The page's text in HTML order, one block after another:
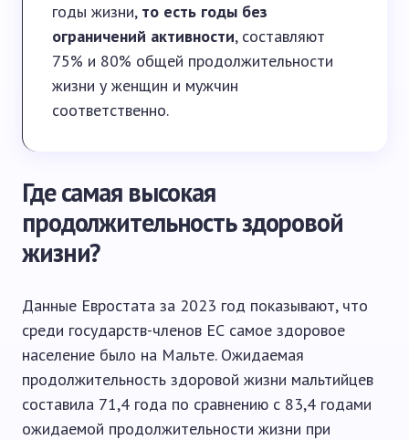
годы жизни, то есть годы без
ограничений активности, составляют
75% и 80% общей продолжительности
жизни у женщин и мужчин
соответственно.
Где самая высокая
продолжительность здоровой
жизни?
Данные Евростата за 2023 год показывают, что
среди государств-членов ЕС самое здоровое
население было на Мальте. Ожидаемая
продолжительность здоровой жизни мальтийцев
составила 71,4 года по сравнению с 83,4 годами
ожидаемой продолжительности жизни при